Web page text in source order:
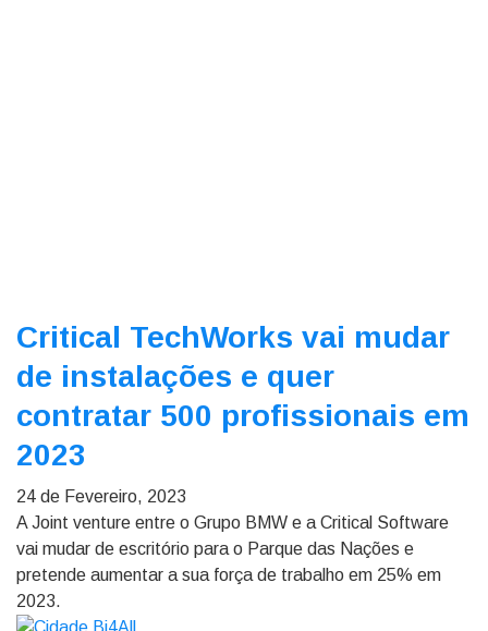
Critical TechWorks vai mudar
de instalações e quer
contratar 500 profissionais em
2023
24 de Fevereiro, 2023
A Joint venture entre o Grupo BMW e a Critical Software
vai mudar de escritório para o Parque das Nações e
pretende aumentar a sua força de trabalho em 25% em
2023.